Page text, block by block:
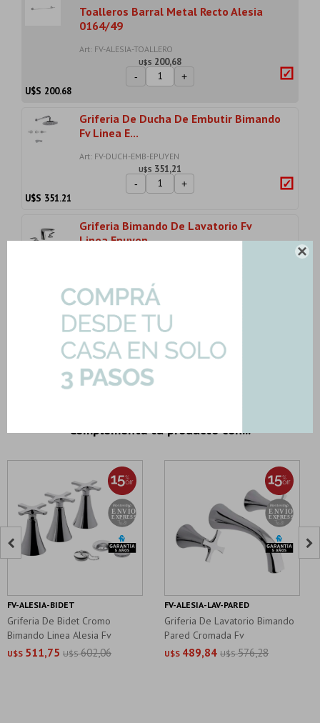

Toalleros Barral Metal Recto Alesia
0164/49
Art: FV-ALESIA-TOALLERO
U$S 200,68
- +
U$S 200.68
Griferia De Ducha De Embutir Bimando
Fv Linea E...
Art: FV-DUCH-EMB-EPUYEN
U$S 351,21
- +
U$S 351.21
Griferia Bimando De Lavatorio Fv
Linea Epuyen
-
234.46
Importe total:USD 786.35
Complementa tu producto con...
Griferia De Bidet Cromo
Bimando Linea Alesia Fv
U$S 511,75 U$S 602,06
FV-ALESIA-BIDET
Griferia De Lavatorio Bimando
Pared Cromada Fv
U$S 489,84 U$S 576,28
FV-ALESIA-LAV-PARED
 